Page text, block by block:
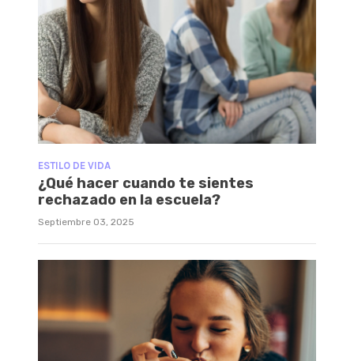
ESTILO DE VIDA
¿Qué hacer cuando te sientes
rechazado en la escuela?
Septiembre 03, 2025